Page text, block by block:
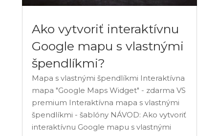
Ako vytvoriť interaktívnu
Google mapu s vlastnými
špendlíkmi?
Mapa s vlastnými špendlíkmi Interaktívna
mapa "Google Maps Widget" - zdarma VS
premium Interaktívna mapa s vlastnými
špendlíkmi - šablóny NÁVOD: Ako vytvoriť
interaktívnu Google mapu s vlastnými